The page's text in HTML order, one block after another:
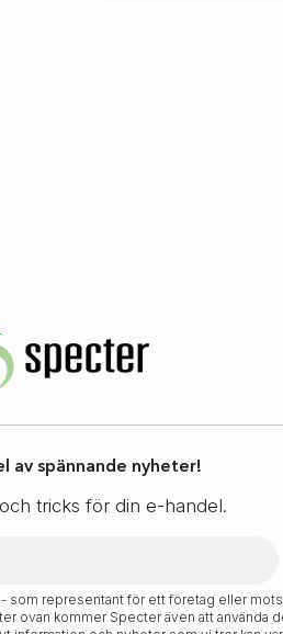
av spännande nyheter!
tricks för din e-handel.
- som representant för ett företag eller
ovan kommer Specter även att använda